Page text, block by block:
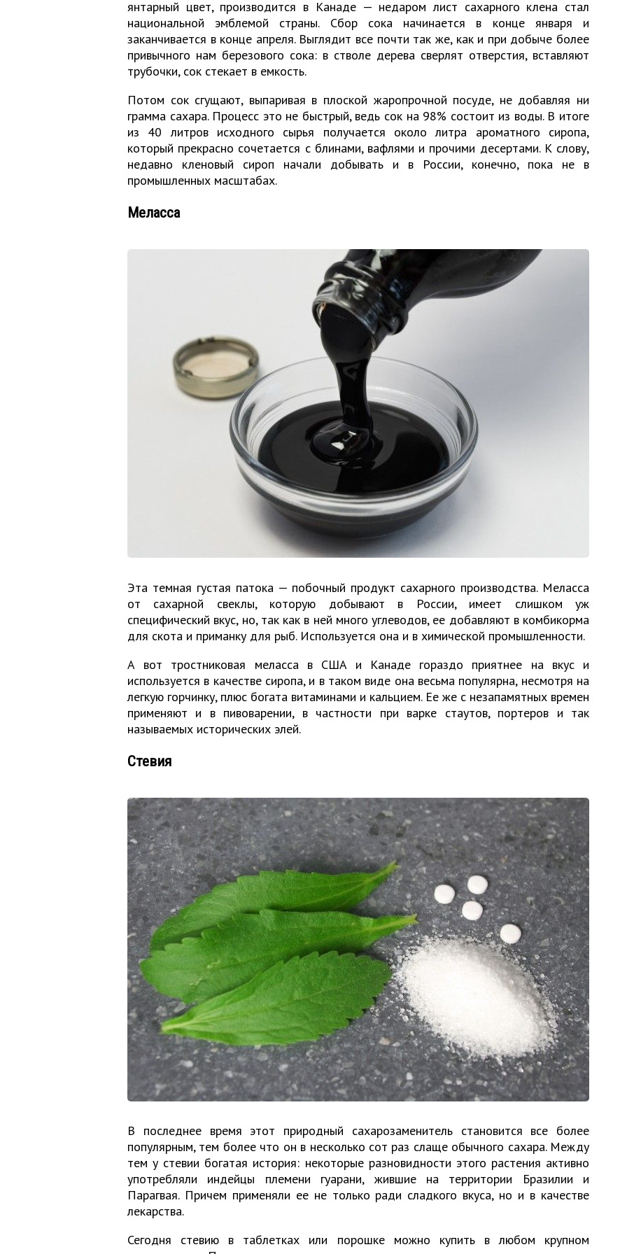
янтарный цвет, производится в Канаде — недаром лист сахарного клена стал
национальной эмблемой страны. Сбор сока начинается в конце января и
заканчивается в конце апреля. Выглядит все почти так же, как и при добыче более
привычного нам березового сока: в стволе дерева сверлят отверстия, вставляют
трубочки, сок стекает в емкость.
Потом сок сгущают, выпаривая в плоской жаропрочной посуде, не добавляя ни
грамма сахара. Процесс это не быстрый, ведь сок на 98% состоит из воды. В итоге
из 40 литров исходного сырья получается около литра ароматного сиропа,
который прекрасно сочетается с блинами, вафлями и прочими десертами. К слову,
недавно кленовый сироп начали добывать и в России, конечно, пока не в
промышленных масштабах.
Меласса
Эта темная густая патока — побочный продукт сахарного производства. Меласса
от сахарной свеклы, которую добывают в России, имеет слишком уж
специфический вкус, но, так как в ней много углеводов, ее добавляют в комбикорма
для скота и приманку для рыб. Используется она и в химической промышленности.
А вот тростниковая меласса в США и Канаде гораздо приятнее на вкус и
используется в качестве сиропа, и в таком виде она весьма популярна, несмотря на
легкую горчинку, плюс богата витаминами и кальцием. Ее же с незапамятных времен
применяют и в пивоварении, в частности при варке стаутов, портеров и так
называемых исторических элей.
Стевия
В последнее время этот природный сахарозаменитель становится все более
популярным, тем более что он в несколько сот раз слаще обычного сахара. Между
тем у стевии богатая история: некоторые разновидности этого растения активно
употребляли индейцы племени гуарани, жившие на территории Бразилии и
Парагвая. Причем применяли ее не только ради сладкого вкуса, но и в качестве
лекарства.
Сегодня стевию в таблетках или порошке можно купить в любом крупном